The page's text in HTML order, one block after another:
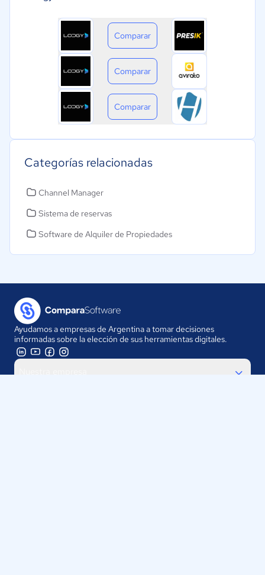
Comparar
Comparar
Comparar
Categorías relacionadas
Channel Manager
Sistema de reservas
Software de Alquiler de Propiedades
Ayudamos a empresas de Argentina a tomar decisiones
informadas sobre la elección de sus herramientas digitales.